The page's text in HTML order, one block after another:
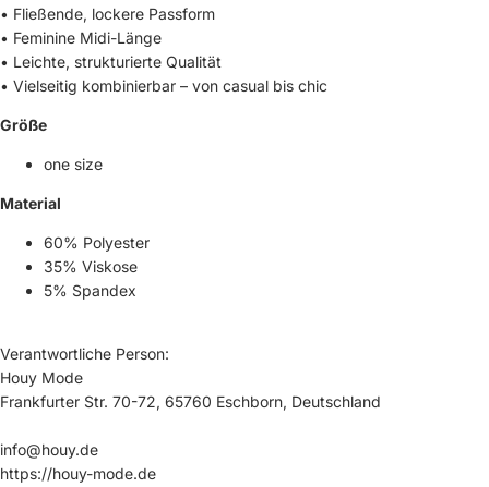
• Fließende, lockere Passform
• Feminine Midi-Länge
• Leichte, strukturierte Qualität
• Vielseitig kombinierbar – von casual bis chic
Größe
one size
Material
60% Polyester
35% Viskose
5% Spandex
Verantwortliche Person:
Houy Mode
Frankfurter Str. 70-72, 65760 Eschborn, Deutschland
info@houy.de
https://houy-mode.de